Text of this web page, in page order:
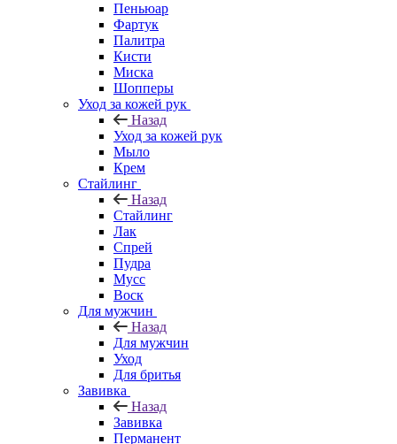
Пеньюар
Фартук
Палитра
Кисти
Миска
Шопперы
Уход за кожей рук
Назад
Уход за кожей рук
Мыло
Крем
Стайлинг
Назад
Стайлинг
Лак
Спрей
Пудра
Мусс
Воск
Для мужчин
Назад
Для мужчин
Уход
Для бритья
Завивка
Назад
Завивка
Перманент